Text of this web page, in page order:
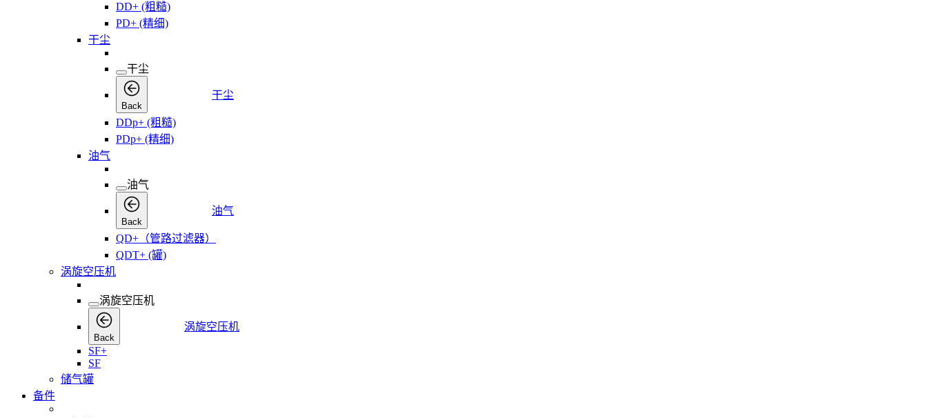
DD+ (粗糙)
PD+ (精细)
干尘
干尘
Back
干尘
DDp+ (粗糙)
PDp+ (精细)
油气
油气
Back
油气
QD+（管路过滤器）
QDT+ (罐)
涡旋空压机
涡旋空压机
Back
涡旋空压机
SF+
SF
储气罐
备件